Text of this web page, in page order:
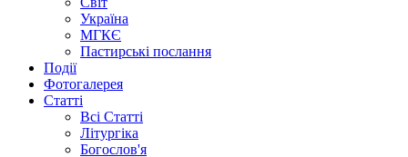
Україна
МГКЄ
Пастирські послання
Події
Фотогалерея
Статті
Всі Статті
Літургіка
Богослов'я